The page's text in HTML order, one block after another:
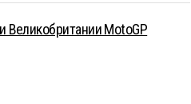
Великобритании MotoGP